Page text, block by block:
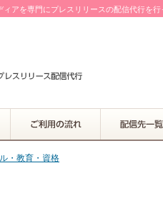
ィアを専門にプレスリリースの配信代行を
・教育・資格